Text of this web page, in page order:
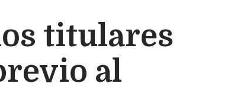
titulares
al